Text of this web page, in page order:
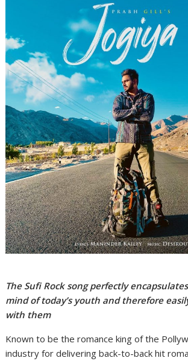
The Sufi Rock song perfectly
mind of today’s youth and therefore
with them
Known to be the romance king of the
industry for delivering back-to-back hit